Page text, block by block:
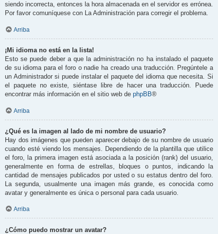
siendo incorrecta, entonces la hora almacenada en el servidor es errónea.
Por favor comuníquese con La Administración para corregir el problema.
Arriba
¡Mi idioma no está en la lista!
Esto se puede deber a que la administración no ha instalado el paquete
de su idioma para el foro o nadie ha creado una traducción. Pregúntele a
un Administrador si puede instalar el paquete del idioma que necesita. Si
el paquete no existe, siéntase libre de hacer una traducción. Puede
encontrar más información en el sitio web de phpBB®
Arriba
¿Qué es la imagen al lado de mi nombre de usuario?
Hay dos imágenes que pueden aparecer debajo de su nombre de usuario
cuando esté viendo los mensajes. Dependiendo de la plantilla que utilice
el foro, la primera imagen está asociada a la posición (rank) del usuario,
generalmente en forma de estrellas, bloques o puntos, indicando la
cantidad de mensajes publicados por usted o su estatus dentro del foro.
La segunda, usualmente una imagen más grande, es conocida como
avatar y generalmente es única o personal para cada usuario.
Arriba
¿Cómo puedo mostrar un avatar?